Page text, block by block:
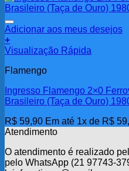
Adicionar aos meus desejos
+
Visualização Rápida
Flamengo
Ingresso Flamengo 2×0
Brasileiro (Taça de Ouro)
R$ 59,90 Em até 1x de R$
Atendimento
O atendimento é realizado
pelo WhatsApp (21 97743-